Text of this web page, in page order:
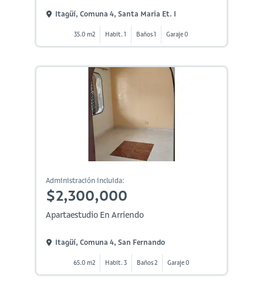
Itagüí, Comuna 4, Santa Maria Et. I
35.0 m2 Habit. 1 Baños 1 Garaje 0
Administración incluida:
$2,300,000
Apartaestudio En Arriendo
Itagüí, Comuna 4, San Fernando
65.0 m2 Habit. 3 Baños 2 Garaje 0